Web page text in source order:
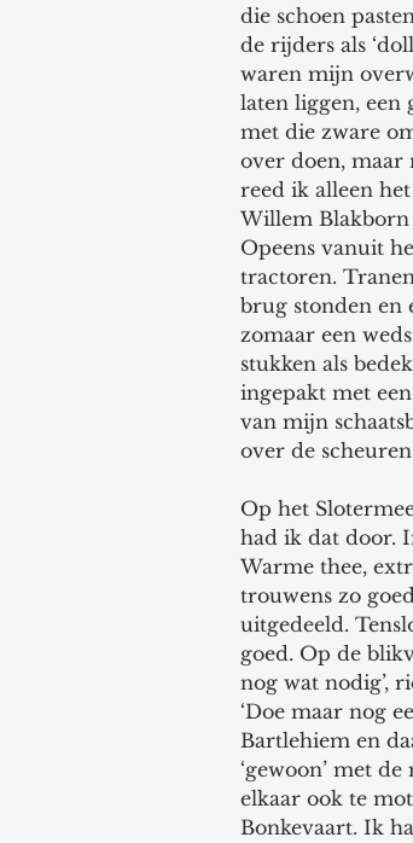
die schoen
de rijders als
waren mijn
laten liggen, een
met die zware
over doen, maar
reed ik alleen
Willem Blakborn
Opeens vanuit
tractoren.
brug stonden en
zomaar een
stukken als
ingepakt met
van mijn
over de
Op het
had ik dat door.
Warme thee,
trouwens zo
uitgedeeld.
goed. Op de
nog wat nodig’,
‘Doe maar nog
Bartlehiem en
‘gewoon’ met
elkaar ook te
Bonkevaart. Ik